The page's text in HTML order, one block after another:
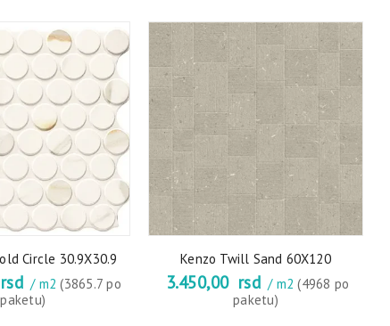
Circle 30.9X30.9
rsd / m2(3865.7 po
paketu)
Kenzo Twill Sand 60X120
3.450,00 rsd / m2(4968 po
paketu)